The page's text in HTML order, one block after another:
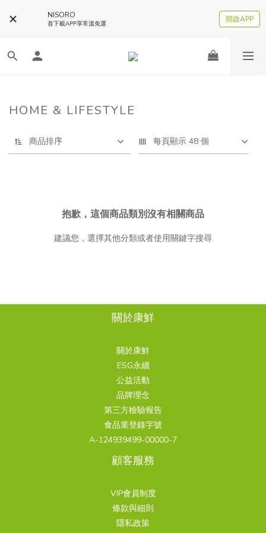
NISORO
首下載APP享常溫免運 開啟APP
HOME & LIFESTYLE
商品排序 每頁顯示 48 個
抱歉，這個商品類別沒有相關商品
建議您，選擇其他分類或者使用關鍵字搜尋
關於康鮮
關於康鮮
ESG永續
公益活動
品牌理念
第三方檢驗報告
食品業登錄字號
A-124939499-00000-7
顧客服務
VIP會員制度
條款與細則
隱私政策